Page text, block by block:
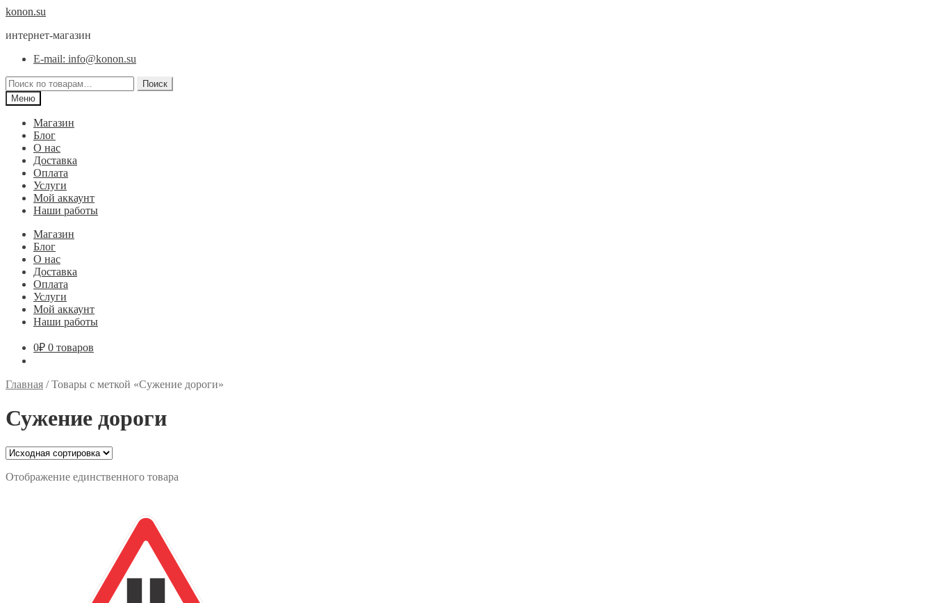
Перейти
навигации
Перейти
содержимому
konon.su
интернет-магазин
E-mail: info@konon.su
Искать:
Поиск
Меню
Магазин
Блог
О нас
Доставка
Оплата
Услуги
Мой аккаунт
Наши работы
Магазин
Блог
О нас
Доставка
Оплата
Услуги
Мой аккаунт
Наши работы
0₽ 0 товаров
Главная /Товары с меткой «Сужение дороги»
Сужение дороги
Отображение единственного товара